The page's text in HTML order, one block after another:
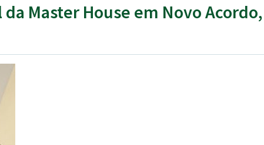
Master House em Novo Acordo,